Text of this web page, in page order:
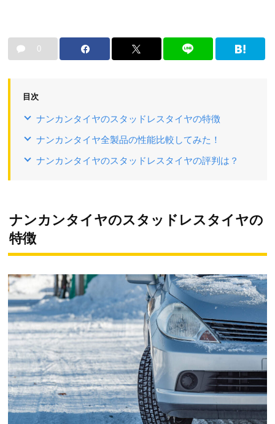
0
目次
ナンカンタイヤのスタッドレスタイヤの特徴
ナンカンタイヤ全製品の性能比較してみた！
ナンカンタイヤのスタッドレスタイヤの評判は？
ナンカンタイヤのスタッドレスタイヤの
特徴